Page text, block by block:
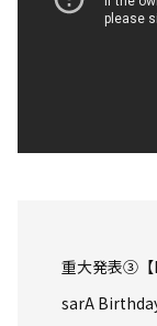
重大発表③【
sarA